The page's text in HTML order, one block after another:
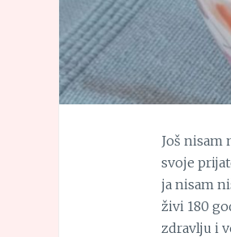
Još nisam
svoje
ja nisam
živi 180
zdravlju i